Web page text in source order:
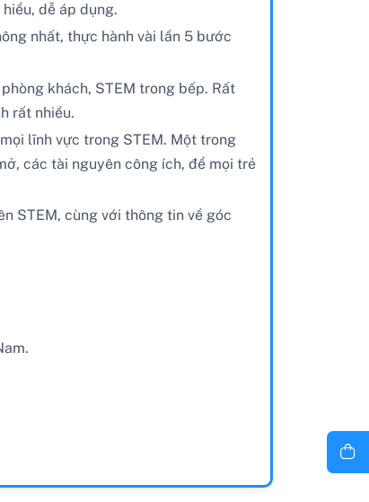
dễ áp dụng.
nhất, thực hành vài lần 5 bước
khách, STEM trong bếp. Rất
rất nhiều.
lĩnh vực trong STEM. Một trong
các tài nguyên công ích, để mọi trẻ
STEM, cùng với thông tin về góc